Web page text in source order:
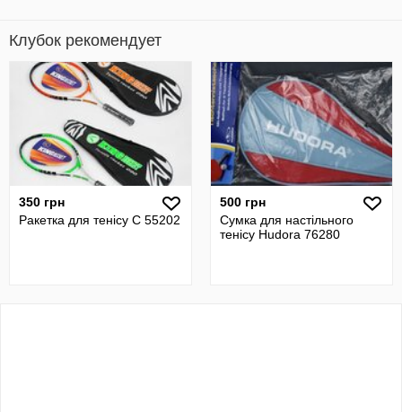
Клубок рекомендует
350 грн
Ракетка для тенісу C 55202
500 грн
Сумка для настільного
тенісу Hudora 76280